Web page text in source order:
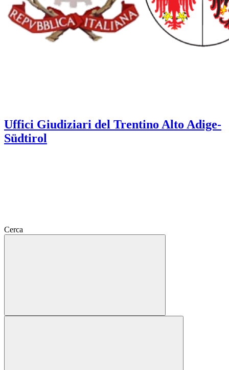
Uffici Giudiziari del Trentino Alto Adige-
Südtirol
Cerca